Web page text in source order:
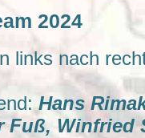
2024
links nach
Hans
Fuß, Winfried